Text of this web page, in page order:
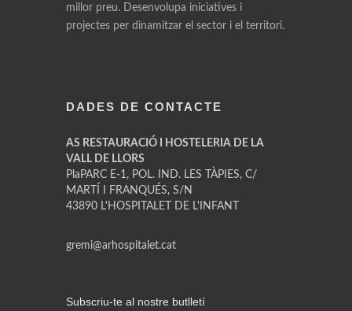
millor preu. Desenvolupa iniciatives i
projectes per dinamitzar el sector i el territori.
DADES DE CONTACTE
AS RESTAURACIÓ I HOSTELERIA DE LA
VALL DE LLORS
PlaPARC E-1, POL. IND. LES TÀPIES, C/
MARTÍ I FRANQUÉS, S/N
43890 L'HOSPITALET DE L'INFANT
gremi@arhospitalet.cat
Subscriu-te al nostre butlletí